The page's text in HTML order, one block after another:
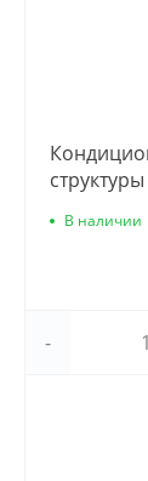
В наличии
-